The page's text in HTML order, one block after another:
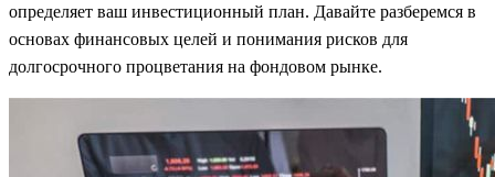
определяет ваш инвестиционный план. Давайте разберемся в
основах финансовых целей и понимания рисков для
долгосрочного процветания на фондовом рынке.